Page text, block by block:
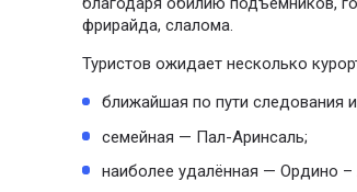
фрирайда, слалома.
Туристов ожидает несколько
ближайшая по пути следования
семейная — Пал-Аринсаль;
наиболее удалённая — Ордино –